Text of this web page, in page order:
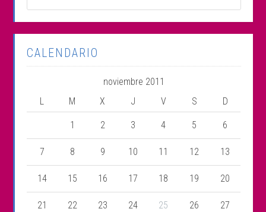
CALENDARIO
noviembre 2011
L
M X J V S D
1 2 3 4 5 6
7 8 9 10 11 12 13
14 15 16 17 18 19 20
21 22 23 24 25 26 27